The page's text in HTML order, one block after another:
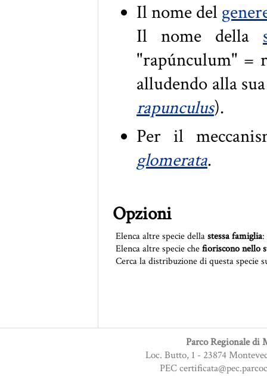
Il nome del
Il nome della
"rapúnculum" =
alludendo alla
rapunculus).
Per il
glomerata.
Opzioni
Elenca altre specie dellastessa famiglia:
Elenca altre specie chefioriscono nello
Cerca la distribuzione di questa specie
Parco Regionale di
Loc. Butto, 1 - 23874
PEC